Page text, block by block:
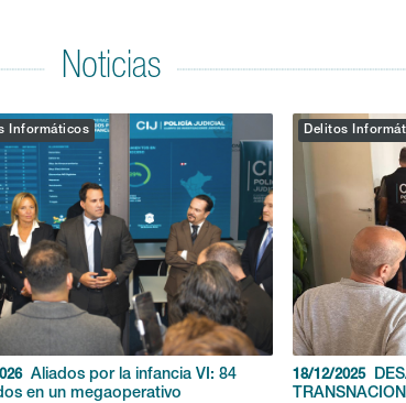
Noticias
Informáticos
Aliados por la infancia VI: 84
en un megaoperativo
Delitos
18/12/2025